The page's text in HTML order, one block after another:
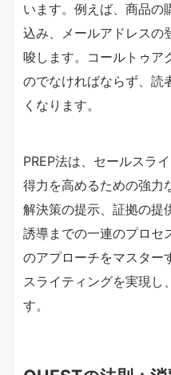
います。例えば、商品の
込み、メールアドレスの
唆します。コールトゥア
のでなければならず、読
くなります。
PREP法は、セールスラ
得力を高めるための強力
解決策の提示、証拠の提
誘導までの一連のプロセ
のアプローチをマスター
スライティングを実現し
す。